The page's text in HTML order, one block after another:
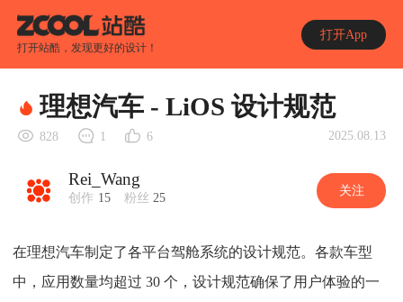
打开站酷，发现更好的设计！
打开App
理想汽车 - LiOS 设计规范
828 1 6 2025.08.13
Rei_Wang
创作 15 粉丝 25 关注
在理想汽车制定了各平台驾舱系统的设计规范。各款车型
中，应用数量均超过 30 个，设计规范确保了用户体验的一